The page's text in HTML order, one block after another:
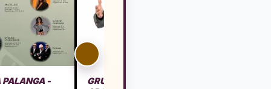
-
GRUPĖ KARALIAI | VILA